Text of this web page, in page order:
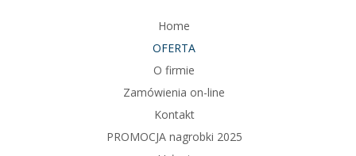
Home
OFERTA
O firmie
Zamówienia on-line
Kontakt
PROMOCJA nagrobki 2025